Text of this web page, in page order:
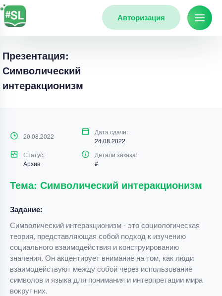
Авторизация
Презентация:
Символический
интеракционизм
20.08.2022
Дата сдачи:
24.08.2022
Статус:
Архив
Детали заказа:
#
Тема: Символический интеракционизм
Задание:
Символический интеракционизм - это социологическая
теория, представляющая собой подход к изучению
социального взаимодействия и конструированию
значения. Он акцентирует внимание на том, как люди
взаимодействуют между собой через использование
символов и языка для понимания и интерпретации мира
вокруг них.